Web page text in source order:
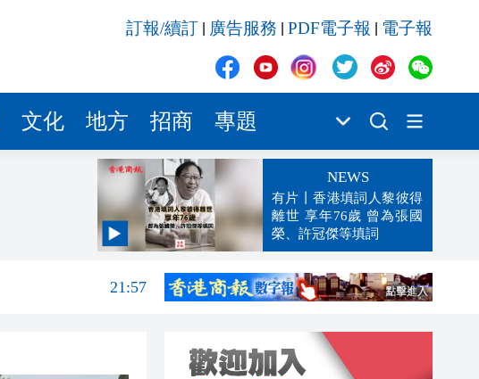
訂報/續訂 廣告服務 PDF電子報 電子報
文化 地方 招商 專題
NEWS
有片丨香港填詞人黎彼得
離世 享年76歲 曾為張國
榮、許冠傑等填詞
22:10
21:57